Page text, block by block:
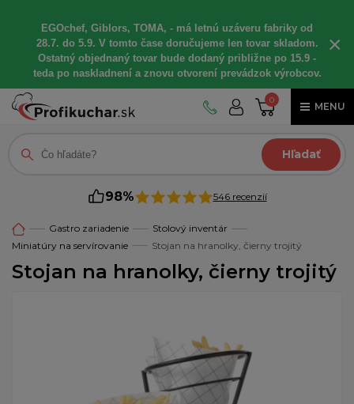
EGOchef, Giblors, TOMA, - má letnú uzáveru fabriky od
28.7. do 5.9. V tomto čase doručujeme len tovar skladom.
Ostatný objednaný tovar bude dodaný približne po 15.9 -
teda po naskladnení a znovu otvorení prevádzok výrobcov.
×
0
MENU
Hľadať
98% 546 recenzií
Gastro zariadenie
Stolový inventár
Miniatúry na servírovanie
Stojan na hranolky, čierny trojitý
Stojan na hranolky, čierny trojitý